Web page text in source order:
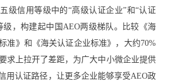
级信用等级中的“高级认证企业”和“认证
级，构建起中国AEO两级梯队。比较《海
准》和《海关认证企业标准》，大约70%
求上拉开了差距，为广大中小微企业提供
用认证路径，让更多企业能够享受AEO政